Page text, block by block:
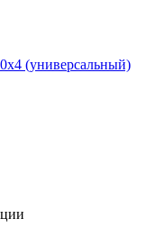
(универсальный)